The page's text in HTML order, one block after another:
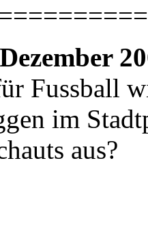
Fussball
im
aus?